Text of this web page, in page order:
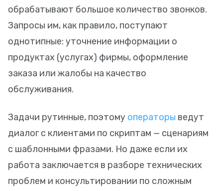
обрабатывают большое количество звонков.
Запросы им, как правило, поступают
однотипные: уточнение информации о
продуктах (услугах) фирмы, оформление
заказа или жалобы на качество
обслуживания.
Задачи рутинные, поэтому операторы ведут
диалог с клиентами по скриптам — сценариям
с шаблонными фразами. Но даже если их
работа заключается в разборе технических
проблем и консультировании по сложным